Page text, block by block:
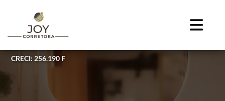
CRECI: 256.190 F